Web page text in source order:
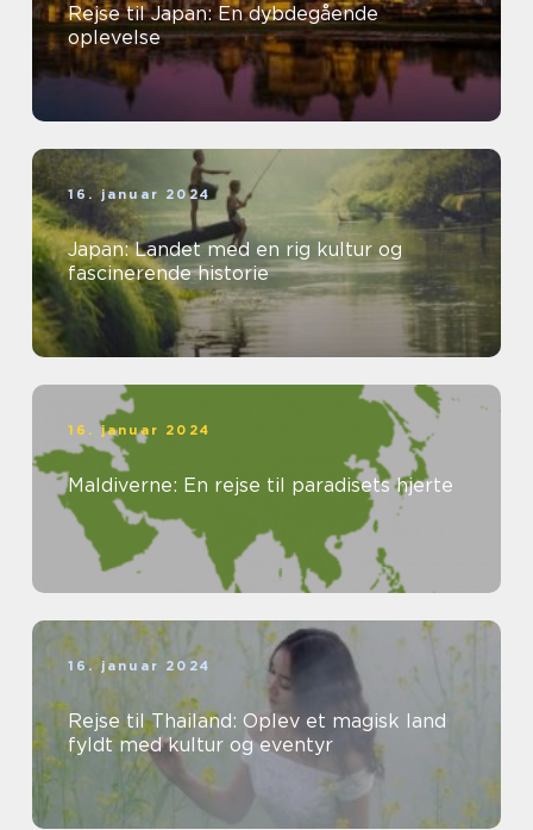
Rejse til Japan: En dybdegående
oplevelse
16. januar 2024
Japan: Landet med en rig kultur og
fascinerende historie
16. januar 2024
Maldiverne: En rejse til paradisets hjerte
16. januar 2024
Rejse til Thailand: Oplev et magisk land
fyldt med kultur og eventyr